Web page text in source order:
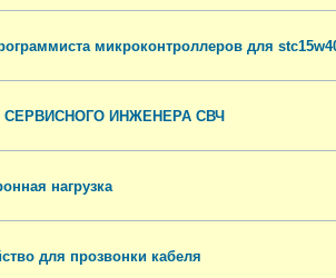
микроконтроллеров для
ИНЖЕНЕРА СВЧ
нагрузка
для прозвонки кабеля